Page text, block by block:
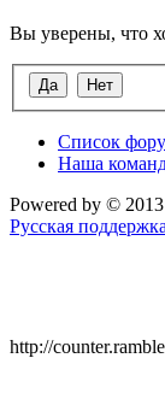
Вы уверены, что
Список
Наша
Powered by © 2013
Русская
http://